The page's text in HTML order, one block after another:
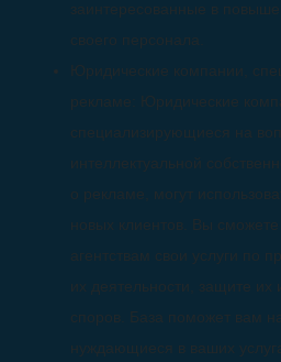
заинтересованные в
своего персонала.
Юридические компании,
рекламе: Юридические
специализирующиеся на
интеллектуальной
о рекламе, могут
новых клиентов. Вы
агентствам свои услуги по
их деятельности, защите их
споров. База поможет вам
нуждающиеся в ваших